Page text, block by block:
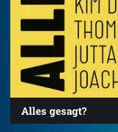
Alles gesagt?